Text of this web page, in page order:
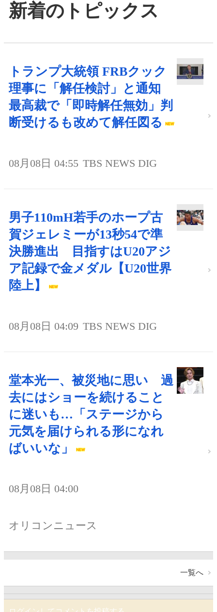
新着のトピックス
トランプ大統領 FRBクック
理事に「解任検討」と通知
最高裁で「即時解任無効」判
断受けるも改めて解任図る
08月08日 04:55 TBS NEWS DIG
男子110mH若手のホープ古
賀ジェレミーが13秒54で準
決勝進出 目指すはU20アジ
ア記録で金メダル【U20世界
陸上】
08月08日 04:09 TBS NEWS DIG
堂本光一、被災地に思い 過
去にはショーを続けること
に迷いも…「ステージから
元気を届けられる形になれ
ばいいな」
08月08日 04:00
オリコンニュース
一覧へ